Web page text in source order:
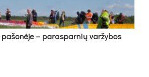
pa­šo­nė­je – pa­ras­par­nių var­žy­bos